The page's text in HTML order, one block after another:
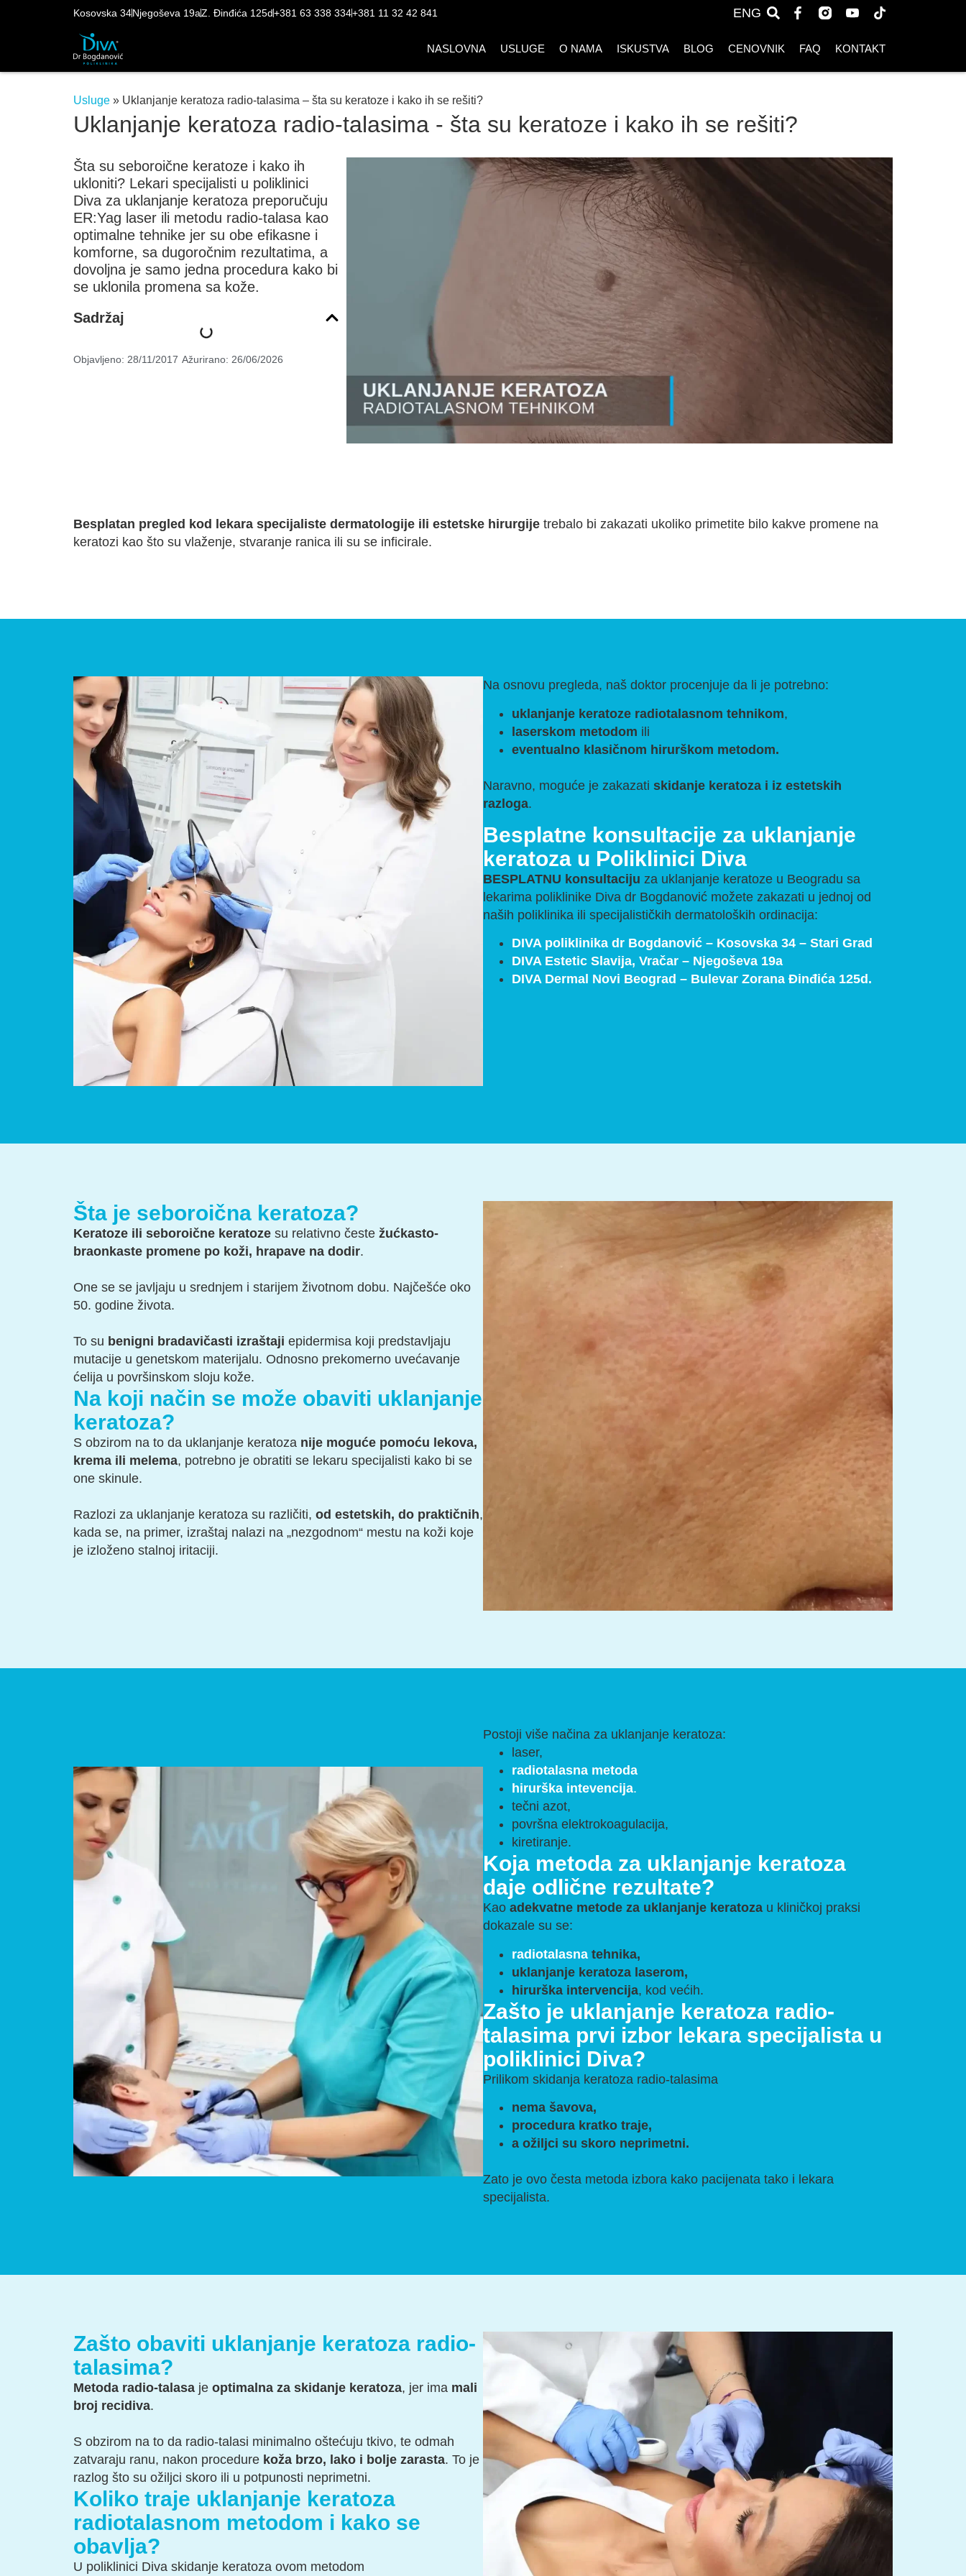
Kosovska 34Njegoševa 19aZ. Đinđića 125d+381 63 338 334+381 11 32 42 841 ENG
NASLOVNA USLUGE O NAMA ISKUSTVA BLOG CENOVNIK FAQ KONTAKT
Usluge » Uklanjanje keratoza radio-talasima – šta su keratoze i kako ih se rešiti?
Uklanjanje keratoza radio-talasima - šta su keratoze i kako ih se rešiti?
Šta su seboroične keratoze i kako ih
ukloniti? Lekari specijalisti u poliklinici
Diva za uklanjanje keratoza preporučuju
ER:Yag laser ili metodu radio-talasa kao
optimalne tehnike jer su obe efikasne i
komforne, sa dugoročnim rezultatima, a
dovoljna je samo jedna procedura kako bi
se uklonila promena sa kože.
Sadržaj
Objavljeno: 28/11/2017 Ažurirano: 26/06/2026
Besplatan pregled kod lekara specijaliste dermatologije ili estetske hirurgije trebalo bi zakazati ukoliko primetite bilo kakve promene na
keratozi kao što su vlaženje, stvaranje ranica ili su se inficirale.
Na osnovu pregleda, naš doktor procenjuje da li je potrebno:
uklanjanje keratoze radiotalasnom tehnikom,
laserskom metodom ili
eventualno klasičnom hirurškom metodom.
Naravno, moguće je zakazati skidanje keratoza i iz estetskih
razloga.
Besplatne konsultacije za uklanjanje
keratoza u Poliklinici Diva
BESPLATNU konsultaciju za uklanjanje keratoze u Beogradu sa
lekarima poliklinike Diva dr Bogdanović možete zakazati u jednoj od
naših poliklinika ili specijalističkih dermatoloških ordinacija:
DIVA poliklinika dr Bogdanović – Kosovska 34 – Stari Grad
DIVA Estetic Slavija, Vračar – Njegoševa 19a
DIVA Dermal Novi Beograd – Bulevar Zorana Đinđića 125d.
Šta je seboroična keratoza?
Keratoze ili seboroične keratoze su relativno česte žućkasto-
braonkaste promene po koži, hrapave na dodir.
One se se javljaju u srednjem i starijem životnom dobu. Najčešće oko
50. godine života.
To su benigni bradavičasti izraštaji epidermisa koji predstavljaju
mutacije u genetskom materijalu. Odnosno prekomerno uvećavanje
ćelija u površinskom sloju kože.
Na koji način se može obaviti uklanjanje
keratoza?
S obzirom na to da uklanjanje keratoza nije moguće pomoću lekova,
krema ili melema, potrebno je obratiti se lekaru specijalisti kako bi se
one skinule.
Razlozi za uklanjanje keratoza su različiti, od estetskih, do praktičnih,
kada se, na primer, izraštaj nalazi na „nezgodnom“ mestu na koži koje
je izloženo stalnoj iritaciji.
Postoji više načina za uklanjanje keratoza:
laser,
radiotalasna metoda
hirurška intevencija.
tečni azot,
površna elektrokoagulacija,
kiretiranje.
Koja metoda za uklanjanje keratoza
daje odlične rezultate?
Kao adekvatne metode za uklanjanje keratoza u kliničkoj praksi
dokazale su se:
radiotalasna tehnika,
uklanjanje keratoza laserom,
hirurška intervencija, kod većih.
Zašto je uklanjanje keratoza radio-
talasima prvi izbor lekara specijalista u
poliklinici Diva?
Prilikom skidanja keratoza radio-talasima
nema šavova,
procedura kratko traje,
a ožiljci su skoro neprimetni.
Zato je ovo česta metoda izbora kako pacijenata tako i lekara
specijalista.
Zašto obaviti uklanjanje keratoza radio-
talasima?
Metoda radio-talasa je optimalna za skidanje keratoza, jer ima mali
broj recidiva.
S obzirom na to da radio-talasi minimalno oštećuju tkivo, te odmah
zatvaraju ranu, nakon procedure koža brzo, lako i bolje zarasta. To je
razlog što su ožiljci skoro ili u potpunosti neprimetni.
Koliko traje uklanjanje keratoza
radiotalasnom metodom i kako se
obavlja?
U poliklinici Diva skidanje keratoza ovom metodom